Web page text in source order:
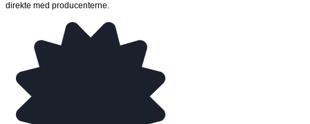
direkte med producenterne.